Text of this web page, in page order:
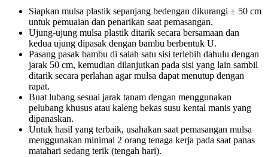
Siapkan mulsa plastik sepanjang bedengan dikurangi ± 50 cm
untuk pemuaian dan penarikan saat pemasangan.
Ujung-ujung mulsa plastik ditarik secara bersamaan dan
kedua ujung dipasak dengan bambu berbentuk U.
Pasang pasak bambu di salah satu sisi terlebih dahulu dengan
jarak 50 cm, kemudian dilanjutkan pada sisi yang lain sambil
ditarik secara perlahan agar mulsa dapat menutup dengan
rapat.
Buat lubang sesuai jarak tanam dengan menggunakan
pelubang khusus atau kaleng bekas susu kental manis yang
dipanaskan.
Untuk hasil yang terbaik, usahakan saat pemasangan mulsa
menggunakan minimal 2 orang tenaga kerja pada saat panas
matahari sedang terik (tengah hari).